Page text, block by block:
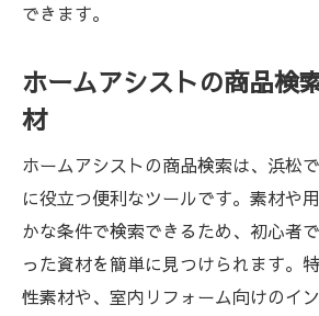
できます。
ホームアシストの商品検
材
ホームアシストの商品検索は、浜松
に役立つ便利なツールです。素材や
かな条件で検索できるため、初心者
った資材を簡単に見つけられます。
性素材や、室内リフォーム向けのイ